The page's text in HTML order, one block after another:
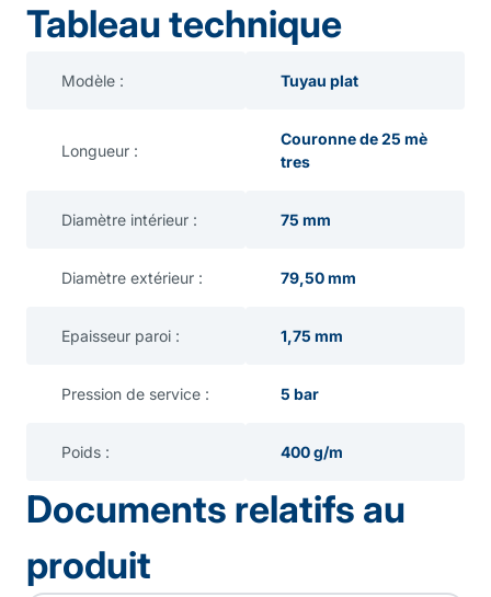
Tableau technique
Modèle : Tuyau plat
Longueur :
Couronne de 25 mè
tres
Diamètre intérieur : 75 mm
Diamètre extérieur : 79,50 mm
Epaisseur paroi : 1,75 mm
Pression de service : 5 bar
Poids : 400 g/m
Documents relatifs au
produit